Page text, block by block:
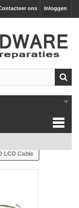
Inloggen
ons
LCD Cable